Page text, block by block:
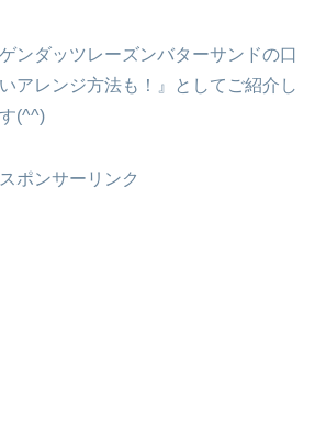
ンダッツレーズンバターサンドの口
アレンジ方法も！』としてご紹介し
(^^)
スポンサーリンク